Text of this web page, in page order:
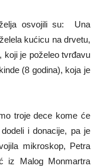
osvojili su: Una
kućicu na drvetu,
koji je poželeo tvrđavu
(8 godina), koja je
troje dece kome će
i donacije, pa je
mikroskop, Petra
iz Malog Monmartra